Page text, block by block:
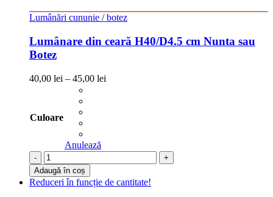
Lumânări cununie / botez
Lumânare din ceară H40/D4.5 cm Nunta sau
Botez
40,00 lei – 45,00 lei
Culoare
Anulează
-
+
Adaugă în coș
Reduceri în funcție de cantitate!